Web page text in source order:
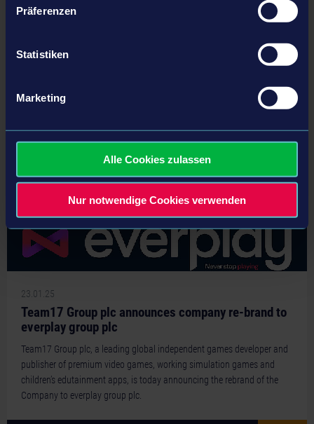
Präferenzen
Statistiken
Marketing
Alle Cookies zulassen
Nur notwendige Cookies verwenden
tweet
Folgende Artikel könnten dich auch interessieren
23.01.25
Team17 Group plc announces company re-brand to
everplay group plc
Team17 Group plc, a leading global independent games developer and
publisher of premium video games, working simulation games and
children’s edutainment apps, is today announcing the rebrand of the
Company to everplay group plc.